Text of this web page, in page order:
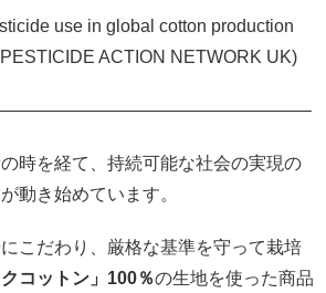
use in global cotton production
ACTION NETWORK UK)
時を経て、持続可能な社会の実現の
動き始めています。
こだわり、厳格な基準を守って栽培
クコットン」100％の生地を使った商品